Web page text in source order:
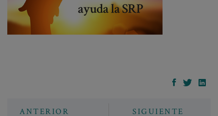
ANTERIOR SIGUIENTE